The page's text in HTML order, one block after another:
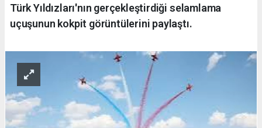
Türk Yıldızları'nın gerçekleştirdiği selamlama
uçuşunun kokpit görüntülerini paylaştı.